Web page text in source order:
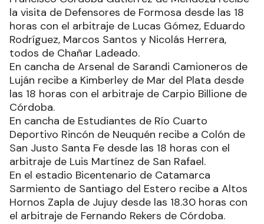
la visita de Defensores de Formosa desde las 18
horas con el arbitraje de Lucas Gómez, Eduardo
Rodríguez, Marcos Santos y Nicolás Herrera,
todos de Chañar Ladeado.
En cancha de Arsenal de Sarandi Camioneros de
Luján recibe a Kimberley de Mar del Plata desde
las 18 horas con el arbitraje de Carpio Billione de
Córdoba.
En cancha de Estudiantes de Río Cuarto
Deportivo Rincón de Neuquén recibe a Colón de
San Justo Santa Fe desde las 18 horas con el
arbitraje de Luis Martínez de San Rafael.
En el estadio Bicentenario de Catamarca
Sarmiento de Santiago del Estero recibe a Altos
Hornos Zapla de Jujuy desde las 18.30 horas con
el arbitraje de Fernando Rekers de Córdoba.